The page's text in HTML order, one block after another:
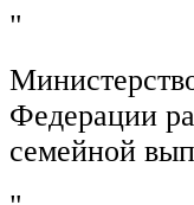
"
Федерации
семейной